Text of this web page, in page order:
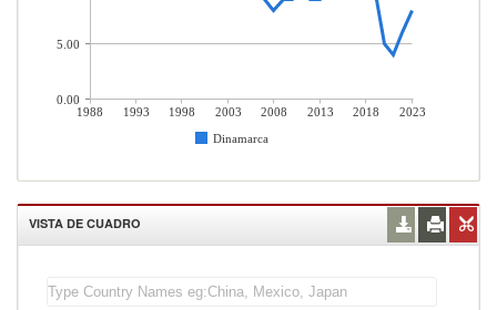
1988 1993 1998 2003 2008 2013 2018
2023
Dinamarca
5.00
0.00
VISTA DE CUADRO